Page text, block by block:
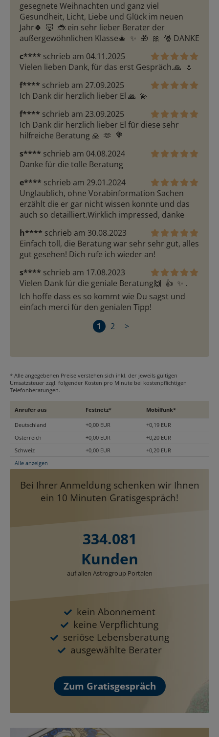
gesegnete Weihnachten und ganz viel
Gesundheit, Licht, Liebe und Glück im neuen
Jahr🍀  🐷  🐞 ein sehr lieber Berater der
außergewöhnlichen Klasse🎄  ✨  🎁  🎀  🎅 DANKE
c**** schrieb am 04.11.2025
Vielen lieben Dank, für das erst Gespräch.🙏  🌷
f**** schrieb am 27.09.2025
Ich Dank dir herzlich lieber El 🙏  💫
f**** schrieb am 23.09.2025
Ich Dank dir herzlich lieber El für diese sehr
hilfreiche Beratung 🙏  🫶  💐
s**** schrieb am 04.08.2024
Danke für die tolle Beratung
e**** schrieb am 29.01.2024
Unglaublich, ohne Vorabinformation Sachen
erzählt die er gar nicht wissen konnte und das
auch so detailliert.Wirklich impressed, danke
h**** schrieb am 30.08.2023
Einfach toll, die Beratung war sehr sehr gut, alles
gut gesehen! Dich rufe ich wieder an!
s**** schrieb am 17.08.2023
Vielen Dank für die geniale Beratung🙌  👍  ✨ .
Ich hoffe dass es so kommt wie Du sagst und
einfach merci für den genialen Tipp!
1
2 >
* Alle angegebenen Preise verstehen sich inkl. der jeweils gültigen
Umsatzsteuer zzgl. folgender Kosten pro Minute bei kostenpflichtigen
Telefonberatungen.
Anrufer aus Festnetz* Mobilfunk*
Deutschland +0,00 EUR
+0,19 EUR
Österreich
+0,00 EUR
+0,20 EUR
Schweiz
+0,00 EUR
+0,20 EUR
Alle anzeigen
Bei Ihrer Anmeldung schenken wir Ihnen
ein 10 Minuten Gratisgespräch!
334.081
Kunden
auf allen Astrogroup Portalen
kein Abonnement
keine Verpflichtung
seriöse Lebensberatung
ausgewählte Berater
Zum Gratisgespräch